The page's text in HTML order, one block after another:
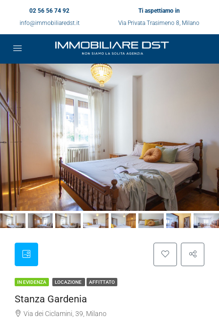
02 56 56 74 92
info@immobiliaredst.it
Ti aspettiamo in
Via Privata Trasimeno 8, Milano
IN EVIDENZA LOCAZIONE AFFITTATO
Stanza Gardenia
Via dei Ciclamini, 39, Milano